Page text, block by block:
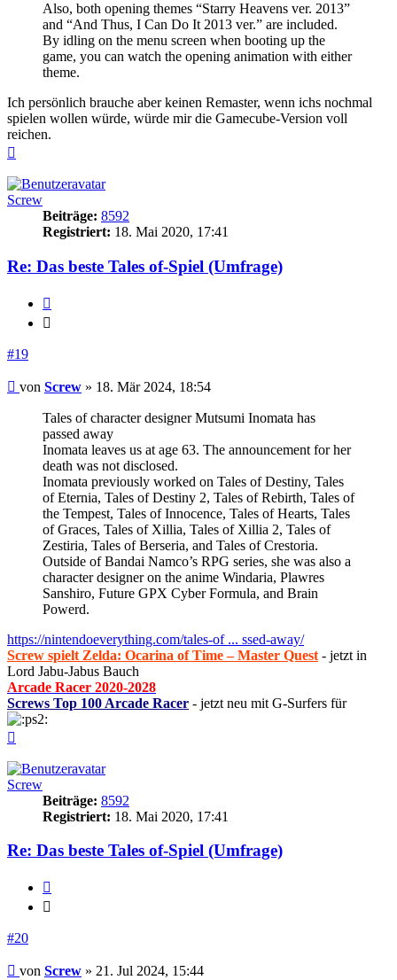
Also, both opening themes “Starry Heavens ver. 2013”
and “And Thus, I Can Do It 2013 ver.” are included.
By idling on the menu screen when booting up the
game, you can watch the opening animation with either
theme.
Ich persönlich brauche aber keinen Remaster, wenn ichs nochmal
spielen wollen würde, würde mir die Gamecube-Version voll
reichen.
Screw
Beiträge: 8592
Registriert: 18. Mai 2020, 17:41
Re: Das beste Tales of-Spiel (Umfrage)
#19
Beitrag
von Screw » 18. Mär 2024, 18:54
Tales of character designer Mutsumi Inomata has
passed away
Inomata leaves us at age 63. The announcement for her
death was not disclosed.
Inomata previously worked on Tales of Destiny, Tales
of Eternia, Tales of Destiny 2, Tales of Rebirth, Tales of
the Tempest, Tales of Innocence, Tales of Hearts, Tales
of Graces, Tales of Xillia, Tales of Xillia 2, Tales of
Zestiria, Tales of Berseria, and Tales of Crestoria.
Outside of Bandai Namco’s RPG series, she was also a
character designer on the anime Windaria, Plawres
Sanshiro, Future GPX Cyber Formula, and Brain
Powerd.
https://nintendoeverything.com/tales-of ... ssed-away/
Screw spielt Zelda: Ocarina of Time – Master Quest - jetzt in
Lord Jabu-Jabus Bauch
Arcade Racer 2020-2028
Screws Top 100 Arcade Racer - jetzt neu mit G-Surfers für
Screw
Beiträge: 8592
Registriert: 18. Mai 2020, 17:41
Re: Das beste Tales of-Spiel (Umfrage)
#20
Beitrag
von Screw » 21. Jul 2024, 15:44